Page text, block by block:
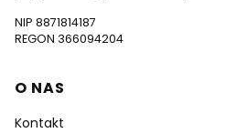
NIP 8871814187
REGON 366094204
Linki w stopce
O NAS
Kontakt